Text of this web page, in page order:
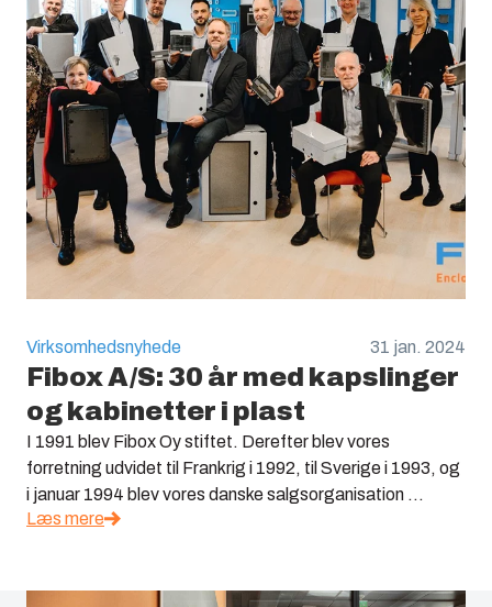
Virksomhedsnyhede 31 jan. 2024
Fibox A/S: 30 år med kapslinger
og kabinetter i plast
I 1991 blev Fibox Oy stiftet. Derefter blev vores
forretning udvidet til Frankrig i 1992, til Sverige i 1993, og
i januar 1994 blev vores danske salgsorganisation ...
Læs mere